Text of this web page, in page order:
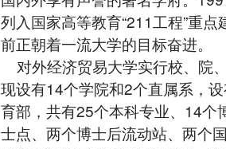
列入国家高等教育“211工程”重
前正朝着一流大学的目标奋进。
对外经济贸易大学实行校、院
现设有14个学院和2个直属系，
育部，共有25个本科专业、14个
士点、两个博士后流动站、两个